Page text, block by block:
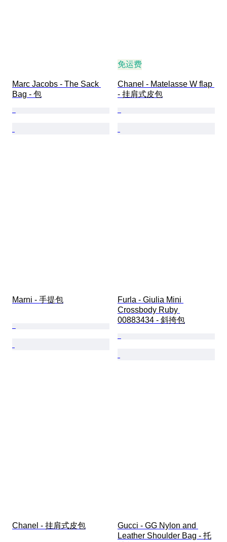
Marc Jacobs - The Sack
Bag - 包
免运费
Chanel - Matelasse W flap
- 挂肩式皮包
Marni - 手提包
Furla - Giulia Mini
Crossbody Ruby
00883434 - 斜挎包
Chanel - 挂肩式皮包
Gucci - GG Nylon and
Leather Shoulder Bag - 托